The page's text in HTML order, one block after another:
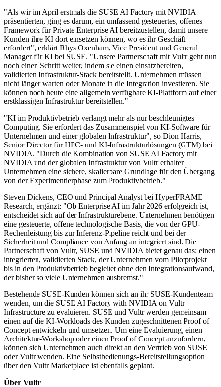
"Als wir im April erstmals die SUSE AI Factory mit NVIDIA
präsentierten, ging es darum, ein umfassend gesteuertes, offenes
Framework für Private Enterprise AI bereitzustellen, damit unsere
Kunden ihre KI dort einsetzen können, wo es ihr Geschäft
erfordert", erklärt Rhys Oxenham, Vice President und General
Manager für KI bei SUSE. "Unsere Partnerschaft mit Vultr geht nun
noch einen Schritt weiter, indem sie einen einsatzbereiten,
validierten Infrastruktur-Stack bereitstellt. Unternehmen müssen
nicht länger warten oder Monate in die Integration investieren. Sie
können noch heute eine allgemein verfügbare KI-Plattform auf einer
erstklassigen Infrastruktur bereitstellen."
"KI im Produktivbetrieb verlangt mehr als nur beschleunigtes
Computing. Sie erfordert das Zusammenspiel von KI-Software für
Unternehmen und einer globalen Infrastruktur", so Dion Harris,
Senior Director für HPC- und KI-Infrastrukturlösungen (GTM) bei
NVIDIA. "Durch die Kombination von SUSE AI Factory mit
NVIDIA und der globalen Infrastruktur von Vultr erhalten
Unternehmen eine sichere, skalierbare Grundlage für den Übergang
von der Experimentierphase zum Produktivbetrieb."
Steven Dickens, CEO und Principal Analyst bei HyperFRAME
Research, ergänzt: "Ob Enterprise AI im Jahr 2026 erfolgreich ist,
entscheidet sich auf der Infrastrukturebene. Unternehmen benötigen
eine gesteuerte, offene technologische Basis, die von der GPU-
Rechenleistung bis zur Inferenz-Pipeline reicht und bei der
Sicherheit und Compliance von Anfang an integriert sind. Die
Partnerschaft von Vultr, SUSE und NVIDIA bietet genau das: einen
integrierten, validierten Stack, der Unternehmen vom Pilotprojekt
bis in den Produktivbetrieb begleitet ohne den Integrationsaufwand,
der bisher so viele Unternehmen ausbremst."
Bestehende SUSE-Kunden können sich an ihr SUSE-Kundenteam
wenden, um die SUSE AI Factory with NVIDIA on Vultr
Infrastructure zu evaluieren. SUSE und Vultr werden gemeinsam
einen auf die KI-Workloads des Kunden zugeschnittenen Proof of
Concept entwickeln und umsetzen. Um eine Evaluierung, einen
Architektur-Workshop oder einen Proof of Concept anzufordern,
können sich Unternehmen auch direkt an den Vertrieb von SUSE
oder Vultr wenden. Eine Selbstbedienungs-Bereitstellungsoption
über den Vultr Marketplace ist ebenfalls geplant.
Über Vultr